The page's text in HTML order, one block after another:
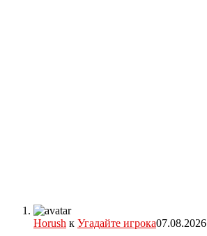
Horush к Угадайте игрока07.08.2026